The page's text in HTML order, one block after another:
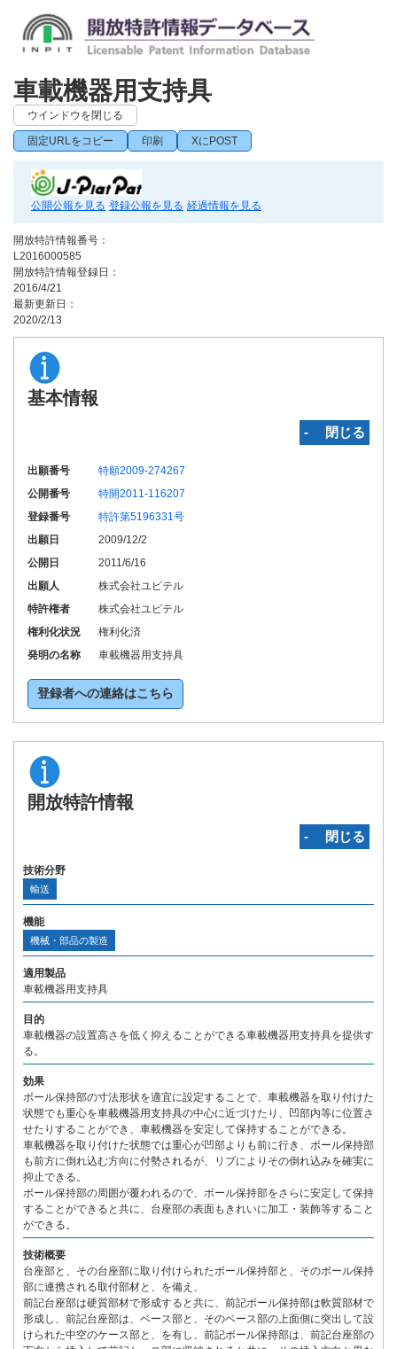
車載機器用支持具
ウインドウを閉じる
固定URLをコピー 印刷 XにPOST
公開公報を見る 登録公報を見る 経過情報を見る
開放特許情報番号：
L2016000585
開放特許情報登録日：
2016/4/21
最新更新日：
2020/2/13
基本情報
‐ 閉じる
出願番号
特願2009-274267
公開番号
特開2011-116207
登録番号
特許第5196331号
出願日
2009/12/2
公開日
2011/6/16
出願人
株式会社ユピテル
特許権者
株式会社ユピテル
権利化状況
権利化済
発明の名称
車載機器用支持具
登録者への連絡はこちら
開放特許情報
‐ 閉じる
技術分野
輸送
機能
機械・部品の製造
適用製品
車載機器用支持具
目的
車載機器の設置高さを低く抑えることができる車載機器用支持具を提供す
る。
効果
ボール保持部の寸法形状を適宜に設定することで、車載機器を取り付けた
状態でも重心を車載機器用支持具の中心に近づけたり、凹部内等に位置さ
せたりすることができ、車載機器を安定して保持することができる。
車載機器を取り付けた状態では重心が凹部よりも前に行き、ボール保持部
も前方に倒れ込む方向に付勢されるが、リブによりその倒れ込みを確実に
抑止できる。
ボール保持部の周囲が覆われるので、ボール保持部をさらに安定して保持
することができると共に、台座部の表面もきれいに加工・装飾等すること
ができる。
技術概要
台座部と、その台座部に取り付けられたボール保持部と、そのボール保持
部に連携される取付部材と、を備え、
前記台座部は硬質部材で形成すると共に、前記ボール保持部は軟質部材で
形成し、前記台座部は、ベース部と、そのベース部の上面側に突出して設
けられた中空のケース部と、を有し、前記ボール保持部は、前記台座部の